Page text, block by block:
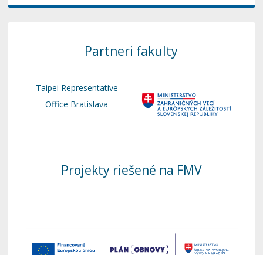
Partneri fakulty
Taipei Representative
Office Bratislava
Projekty riešené na FMV